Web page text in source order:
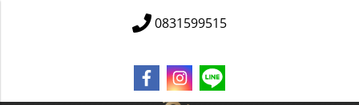
0831599515